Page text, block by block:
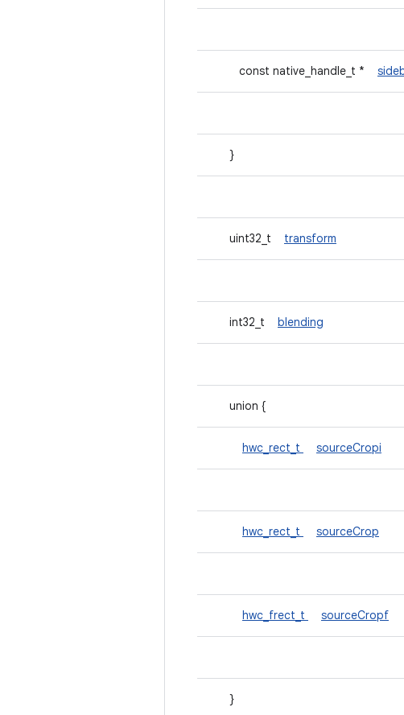
const native_handle_t *
}
uint32_t transform
int32_t blending
union {
hwc_rect_t sourceCropi
hwc_rect_t sourceCrop
hwc_frect_t sourceCropf
}